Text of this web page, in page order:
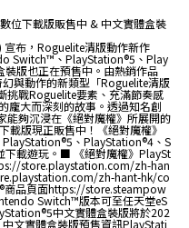
位下載版販售中 & 中文實體盒裝
宣布，Roguelite清版動作新作
Switch™、PlayStation®5、Play
版也正在預售中。由熱銷作品
與動作的新類型「Roguelite清版
挑戰Roguelite要素、充滿節奏感
龐大而深刻的故事。透過知名創
能夠沉浸在《絕對魔權》所展開的
版現正販售中！《絕對魔權》
、PlayStation®4、S
下載遊玩。■ 《絕對魔權》PlaySt
store.playstation.com/zh-han
zh-hant-hk/co
品頁面https://store.steampow
Switch™版本可至任天堂eS
中文實體盒裝版將於202
文實體盒裝版預售資訊PlayStati